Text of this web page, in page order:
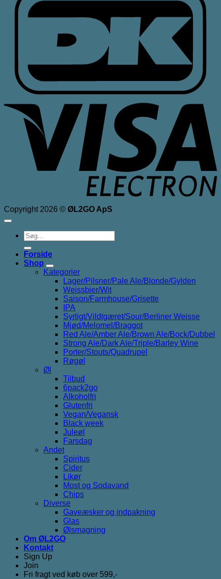
Copyright 2026 © ØL2GO ApS
Søg
efter:
Forside
Shop
Kategorier
Lager/Pilsner/Pale Ale/Blonde/Gylden
Weissbier/Wit
Saison/Farmhouse/Grisette
IPA
Syrligt/Vildtgæret/Sour/Berliner Weisse
Mjød/Melomel/Braggot
Red Ale/Amber Ale/Brown Ale/Bock/Dubbel
Strong Ale/Dark Ale/Triple/Barley Wine
Porter/Stouts/Quadrupel
Røgøl
Øl
Tilbud
6pack2go
Alkoholfri
Glutenfri
Vegan/Vegansk
Black week
Juleøl
Farsdag
Andet
Spiritus
Cider
Likør
Most og Sodavand
Chips
Diverse
Gaveæsker og indpakning
Glas
Ølsmagning
Om ØL2GO
Kontakt
Sign Up
Join
Fri fragt ved køb over 599,-